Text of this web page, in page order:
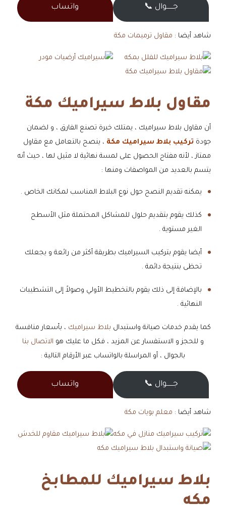
جــــــوال 📞 واتساب
شاهد أيضا : مقاول ترميمات مكة
مقاول بلاط سيراميك مكة
أن مقاول بلاط سيراميك ، يمتلك خبرة تصنع الفارق ، و لضمان
جودة تركيب بلاط سيراميك مكة ، ينصح بالتعامل مع مقاول
ممتاز ، لأنه مفتاح الحصول على لمسة نهائية لا مثيل لها ، حيث أنه
يتسم بالعديد من المواصفات ومنها :
يمكنه تقديم النصح حول نوع البلاط المناسب لمكانك الخاص .
كذلك يقوم بتقديم حلول للمشاكل المحتملة مثل الأسطح
الغير مستوية .
أيضا يقوم بتركيب السيراميك بطريقة أكثر من رائعة و يجعلك
تحظى بنتيجة دائمة .
بالإضافة إلى ذلك يقوم بالتخطيط الأولي وصولاً إلى التشطيبات
النهائية .
كما يقدم خدمات صيانة واستبدال بلاط سيراميك ، بأسعار منافسة
و للحجز و الاستفسار عن المزيد ، فكل ما عليك هو الاتصال بنا
بالجوال ، أو المراسلة بالواتساب عبر الأرقام التالية :
جــــــوال 📞 واتساب
شاهد أيضا : معلم بويات مكة
بلاط سيراميك للمطابخ
مكه